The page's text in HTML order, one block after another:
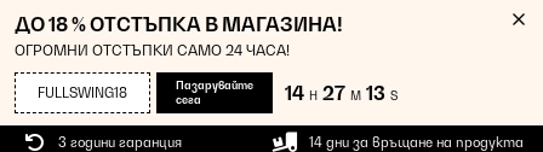
ДО 18 % ОТСТЪПКА В МАГАЗИНА!
ОГРОМНИ ОТСТЪПКИ САМО 24 ЧАСА!
FULLSWING18
Пазарувайте
сега
14 H 27 M 13 S
3 години гаранция 14 дни за връщане на продукта